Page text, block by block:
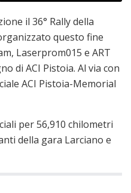
il 36° Rally della
questo fine
Laserprom015 e ART
di ACI Pistoia. Al via con
ACI Pistoia-Memorial
per 56,910 chilometri
della gara Larciano e